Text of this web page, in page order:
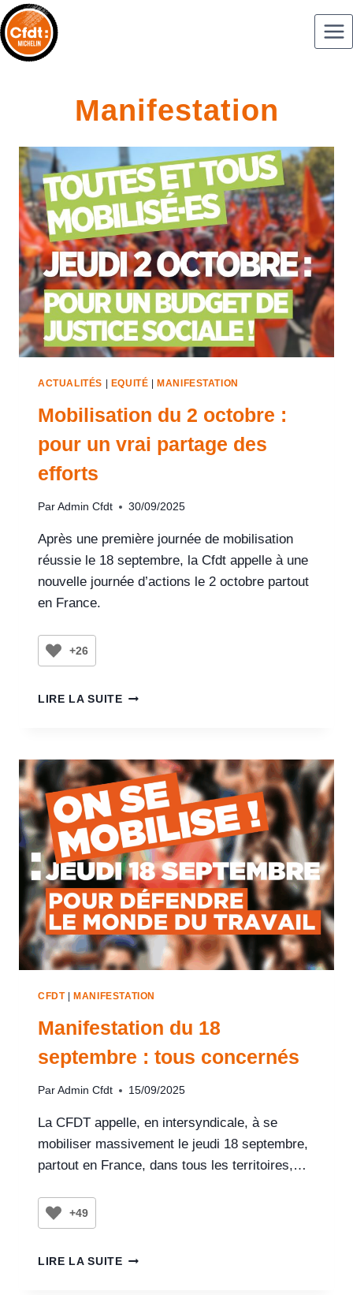
Manifestation
ACTUALITÉS | EQUITÉ |MANIFESTATION
Mobilisation du 2 octobre :
pour un vrai partage des
efforts
Par Admin Cfdt 30/09/2025
Après une première journée de mobilisation
réussie le 18 septembre, la Cfdt appelle à une
nouvelle journée d’actions le 2 octobre partout
en France.
+26
LIRE LA SUITE
CFDT|MANIFESTATION
Manifestation du 18
septembre : tous concernés
Par Admin Cfdt 15/09/2025
La CFDT appelle, en intersyndicale, à se
mobiliser massivement le jeudi 18 septembre,
partout en France, dans tous les territoires,…
+49
LIRE LA SUITE